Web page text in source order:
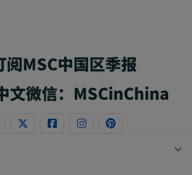
阅MSC中国区季报
文微信：MSCinChina